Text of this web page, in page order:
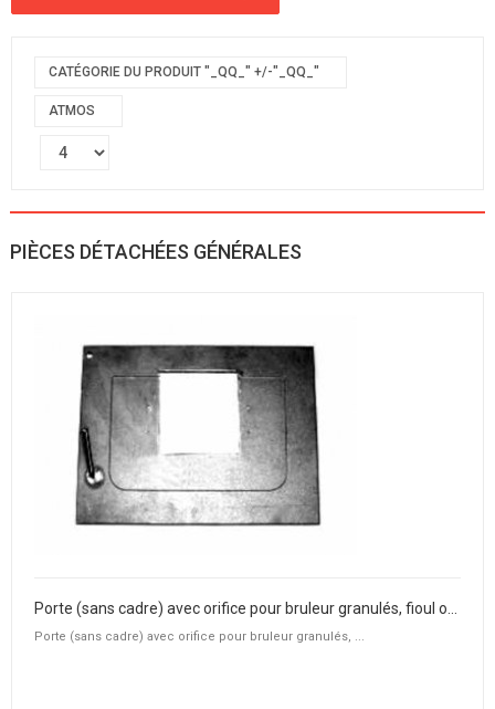
CATÉGORIE DU PRODUIT "_QQ_" +/-"_QQ_"
ATMOS
PIÈCES DÉTACHÉES GÉNÉRALES
Porte (sans cadre) avec orifice pour bruleur granulés, ...